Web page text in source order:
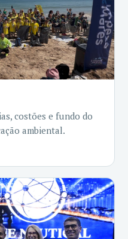
costões e fundo do
ambiental.